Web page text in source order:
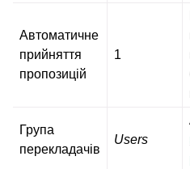
Автоматичне
прийняття
пропозицій
1
Група
перекладачів
Users